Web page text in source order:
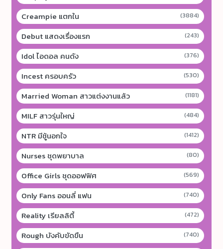
Creampie แตกใน (3884)
Debut แสดงเรื่องแรก (243)
Idol ไอดอล คนดัง (376)
Incest ครอบครัว (530)
Married Woman สาวแต่งงานแล้ว (1181)
MILF สาวรุ่นใหญ่ (484)
NTR มีชู้นอกใจ (1412)
Nurses ชุดพยาบาล (80)
Office Girls ชุดออฟฟิศ (569)
Only Fans ออนลี่ แฟน (740)
Reality เรียลลิตี้ (472)
Rough บังคับขัดขืน (740)